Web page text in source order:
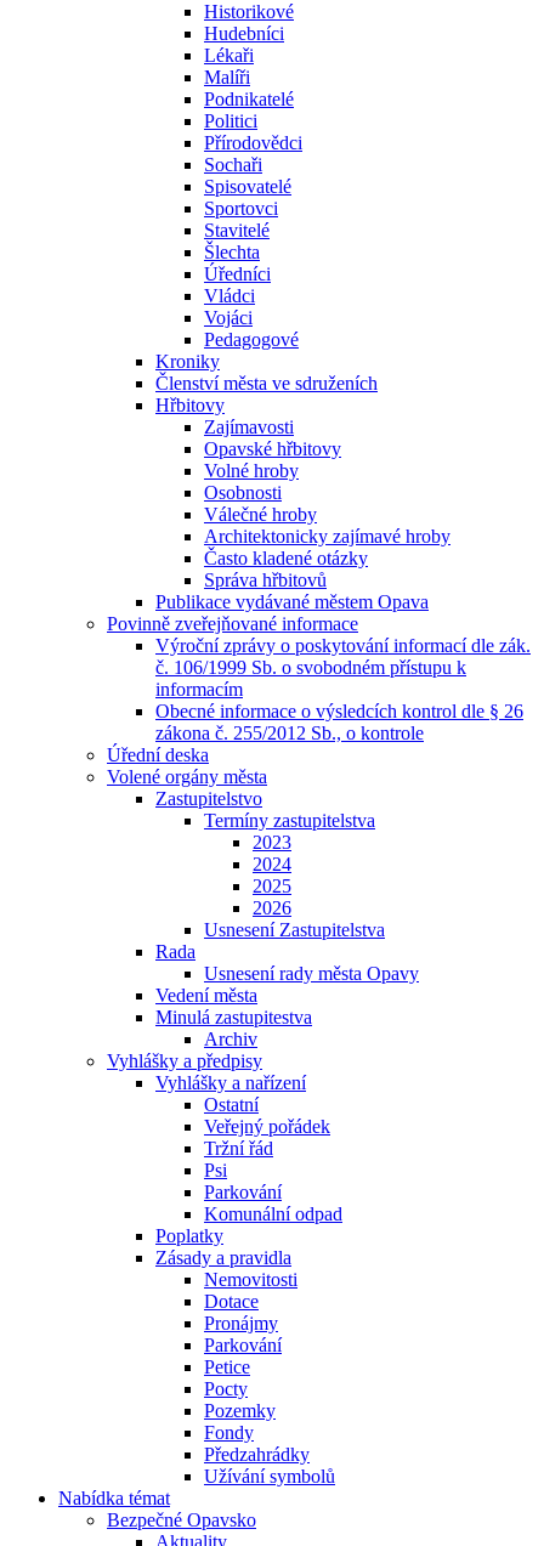
Historikové
Hudebníci
Lékaři
Malíři
Podnikatelé
Politici
Přírodovědci
Sochaři
Spisovatelé
Sportovci
Stavitelé
Šlechta
Úředníci
Vládci
Vojáci
Pedagogové
Kroniky
Členství města ve sdruženích
Hřbitovy
Zajímavosti
Opavské hřbitovy
Volné hroby
Osobnosti
Válečné hroby
Architektonicky zajímavé hroby
Často kladené otázky
Správa hřbitovů
Publikace vydávané městem Opava
Povinně zveřejňované informace
Výroční zprávy o poskytování informací dle zák.
č. 106/1999 Sb. o svobodném přístupu k
informacím
Obecné informace o výsledcích kontrol dle § 26
zákona č. 255/2012 Sb., o kontrole
Úřední deska
Volené orgány města
Zastupitelstvo
Termíny zastupitelstva
2023
2024
2025
2026
Usnesení Zastupitelstva
Rada
Usnesení rady města Opavy
Vedení města
Minulá zastupitestva
Archiv
Vyhlášky a předpisy
Vyhlášky a nařízení
Ostatní
Veřejný pořádek
Tržní řád
Psi
Parkování
Komunální odpad
Poplatky
Zásady a pravidla
Nemovitosti
Dotace
Pronájmy
Parkování
Petice
Pocty
Pozemky
Fondy
Předzahrádky
Užívání symbolů
Nabídka témat
Bezpečné Opavsko